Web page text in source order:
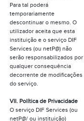
Para tal poderá
temporariamente
descontinuar o mesmo. O
utilizador aceita que esta
instituição e o serviço DIF
Services (ou netP@) não
serão responsabilizados por
qualquer consequência
decorrente de modificações
do serviço.
VII. Política de Privacidade
O serviço DIF Services (ou
netP@/ ou instituição)